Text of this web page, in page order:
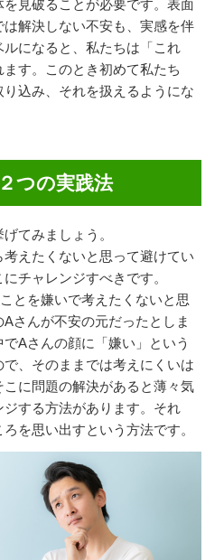
見破ることが必要です。表面
解決しない不安も、実感を伴
になると、私たちは「これ
す。このとき初めて私たち
込み、それを扱えるようにな
つの実践法
てみましょう。
えたくないと思って避けてい
チャレンジすべきです。
とを嫌いで考えたくないと思
さんが不安の元だったとしま
Aさんの顔に「嫌い」という
、そのままでは考えにくいは
に問題の解決があると薄々気
する方法があります。それ
を思い出すという方法です。